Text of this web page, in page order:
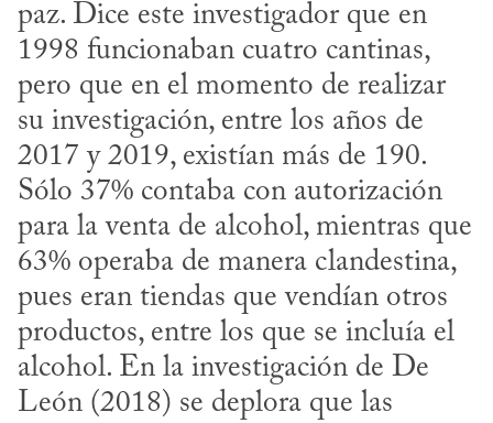
paz. Dice este investigador que en
1998 funcionaban cuatro cantinas,
pero que en el momento de realizar
su investigación, entre los años de
2017 y 2019, existían más de 190.
Sólo 37% contaba con autorización
para la venta de alcohol, mientras que
63% operaba de manera clandestina,
pues eran tiendas que vendían otros
productos, entre los que se incluía el
alcohol. En la investigación de De
León (2018) se deplora que las